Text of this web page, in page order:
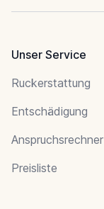
Unser Service
Ruckerstattung
Entschädigung
Anspruchsrechner
Preisliste